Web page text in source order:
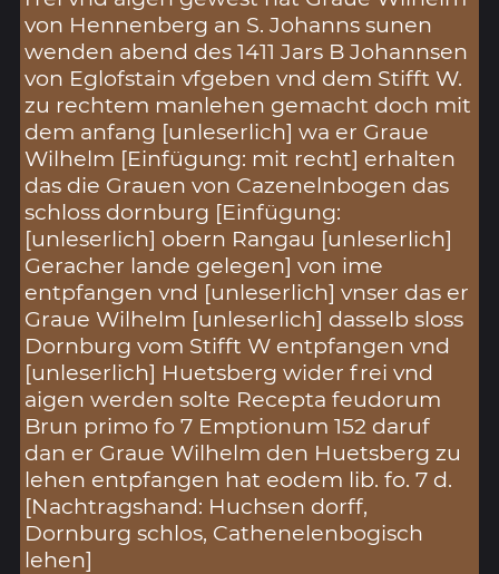
von Hennenberg an S. Johanns sunen
wenden abend des 1411 Jars B Johannsen
von Eglofstain vfgeben vnd dem Stifft W.
zu rechtem manlehen gemacht doch mit
dem anfang [unleserlich] wa er Graue
Wilhelm [Einfügung: mit recht] erhalten
das die Grauen von Cazenelnbogen das
schloss dornburg [Einfügung:
[unleserlich] obern Rangau [unleserlich]
Geracher lande gelegen] von ime
entpfangen vnd [unleserlich] vnser das er
Graue Wilhelm [unleserlich] dasselb sloss
Dornburg vom Stifft W entpfangen vnd
[unleserlich] Huetsberg wider frei vnd
aigen werden solte Recepta feudorum
Brun primo fo 7 Emptionum 152 daruf
dan er Graue Wilhelm den Huetsberg zu
lehen entpfangen hat eodem lib. fo. 7 d.
[Nachtragshand: Huchsen dorff,
Dornburg schlos, Cathenelenbogisch
lehen]